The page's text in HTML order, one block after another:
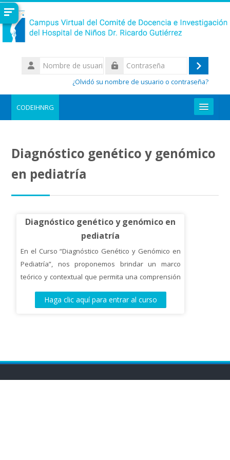
Salta al contenido principal
Nombre
de
Acceder
¿Olvidó su nombre de usuario o contraseña?
CODEIHNRG
Buscar
cursos
Diagnóstico genético y genómico
en pediatría
Diagnóstico genético y genómico en
pediatría
En el Curso “Diagnóstico Genético y Genómico en
Pediatría”, nos proponemos brindar un marco
teórico y contextual que permita una comprensión
congénitas, las bases genéticas de las patologías
Haga clic aquí para entrar al curso